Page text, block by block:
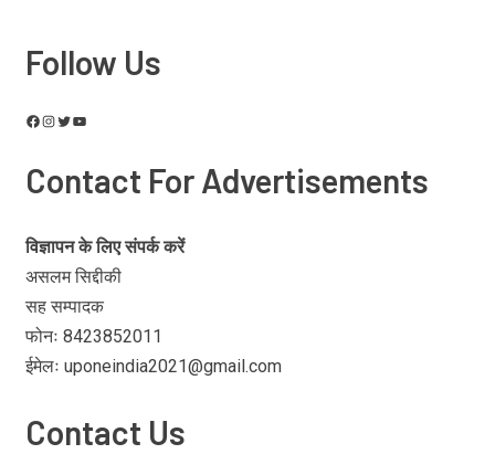
Follow Us
Contact For Advertisements
विज्ञापन के लिए संपर्क करें
असलम सिद्दीकी
सह सम्पादक
फोनः 8423852011
ईमेलः uponeindia2021@gmail.com
Contact Us